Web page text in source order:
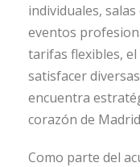
individuales,
eventos
tarifas flexibles,
satisfacer
encuentra
corazón de
Como parte del